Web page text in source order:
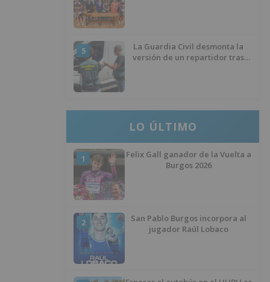
5
La Guardia Civil desmonta la
versión de un repartidor tras
LO ÚLTIMO
1
Felix Gall ganador de la Vuelta a
Burgos 2026
2
San Pablo Burgos incorpora al
jugador Raúl Lobaco